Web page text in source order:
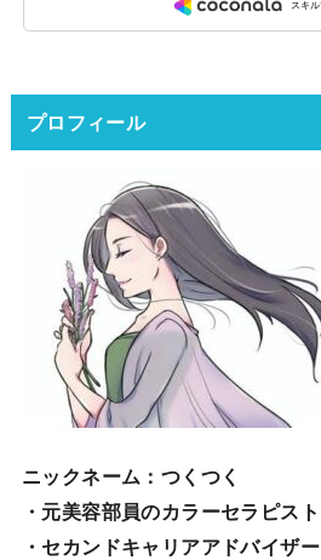
プロフィール
ニックネーム ：つくつく
・元美容部員のカラーセラピスト
・セカンドキャリアアドバイザー